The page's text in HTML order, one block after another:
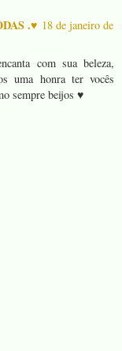
.♥ 18 de janeiro de
com sua beleza,
uma honra ter vocês
sempre beijos ♥